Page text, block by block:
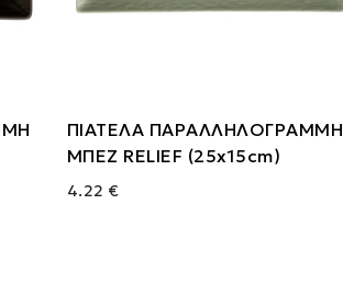
ΠΙΑΤΕΛΑ ΠΑΡΑΛΛΗΛΟΓΡΑΜΜΗ
ΜΠΕΖ RELIEF (25x15cm)
4.22 €